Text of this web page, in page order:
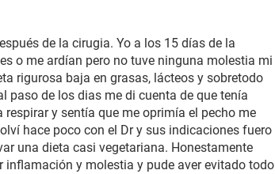
de la cirugia. Yo a los 15 días de la
o me ardían pero no tuve ninguna molestia mi
rigurosa baja en grasas, lácteos y sobretodo
paso de los dias me di cuenta de que tenía
y sentía que me oprimía el pecho me
hace poco con el Dr y sus indicaciones fuero
una dieta casi vegetariana. Honestamente
inflamación y molestia y pude aver evitado todo